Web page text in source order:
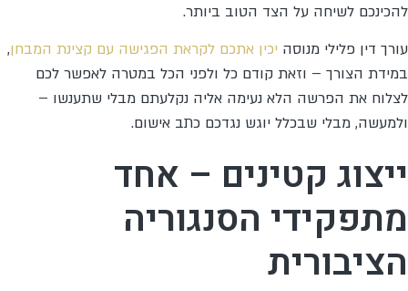
להכינכם לשיחה על הצד הטוב ביותר.
עורך דין פלילי מנוסה יכין אתכם לקראת הפגישה עם קצינת המבחן,
במידת הצורך – וזאת קודם כל ולפני הכל במטרה לאפשר לכם
לצלוח את הפרשה הלא נעימה אליה נקלעתם מבלי שתענשו –
ולמעשה, מבלי שבכלל יוגש נגדכם כתב אישום.
ייצוג קטינים – אחד
מתפקידי הסנגוריה
הציבורית